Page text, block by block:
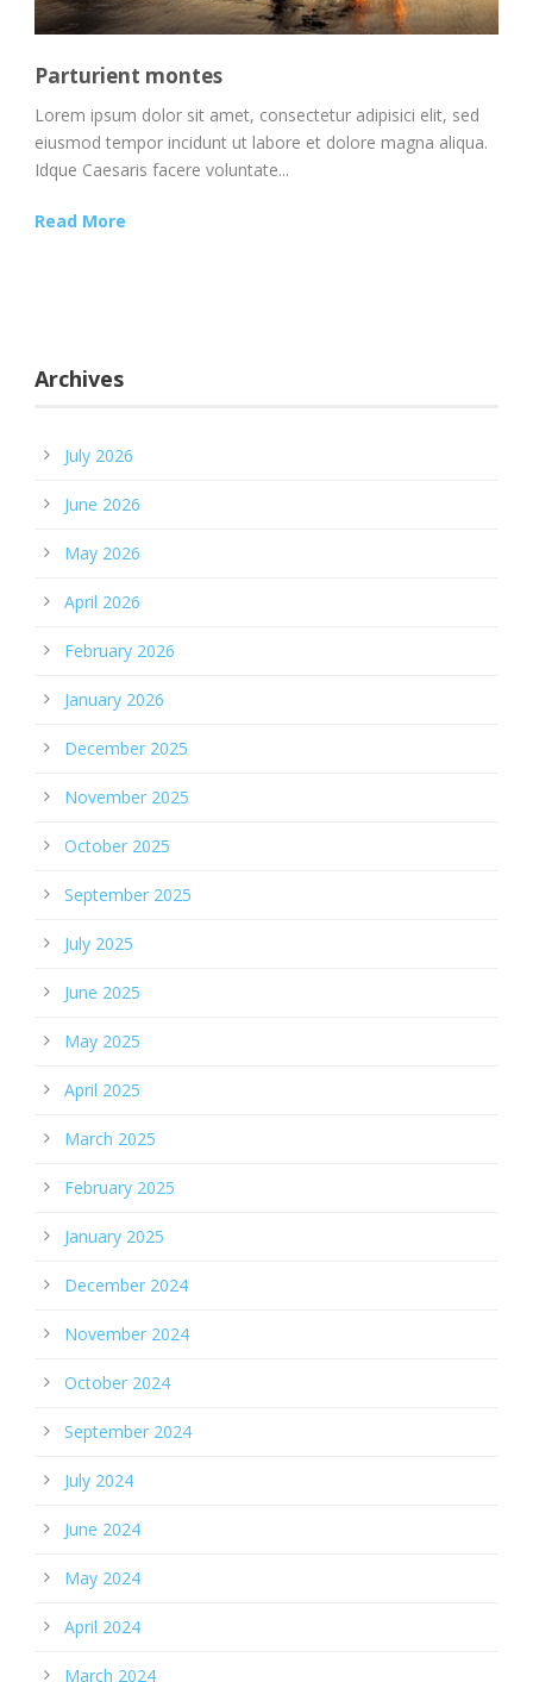
Parturient montes
Lorem ipsum dolor sit amet, consectetur adipisici elit, sed
eiusmod tempor incidunt ut labore et dolore magna aliqua.
Idque Caesaris facere voluntate...
Read More
Archives
July 2026
June 2026
May 2026
April 2026
February 2026
January 2026
December 2025
November 2025
October 2025
September 2025
July 2025
June 2025
May 2025
April 2025
March 2025
February 2025
January 2025
December 2024
November 2024
October 2024
September 2024
July 2024
June 2024
May 2024
April 2024
March 2024